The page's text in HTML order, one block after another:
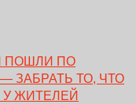
ПОШЛИ ПО
ЗАБРАТЬ ТО, ЧТО
У ЖИТЕЛЕЙ